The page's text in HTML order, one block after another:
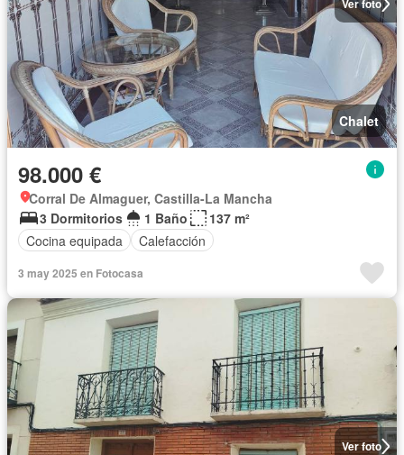
Ver foto
Chalet
98.000 €
Corral De Almaguer, Castilla-La Mancha
3 Dormitorios
1 Baño
137 m²
Cocina equipada
Calefacción
3 may 2025 en Fotocasa
Ver foto